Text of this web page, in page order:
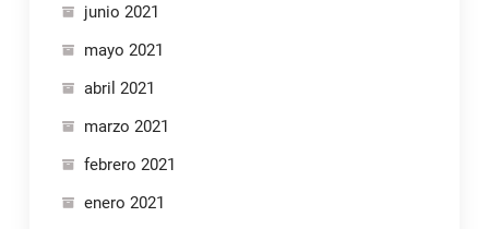
junio 2021
mayo 2021
abril 2021
marzo 2021
febrero 2021
enero 2021